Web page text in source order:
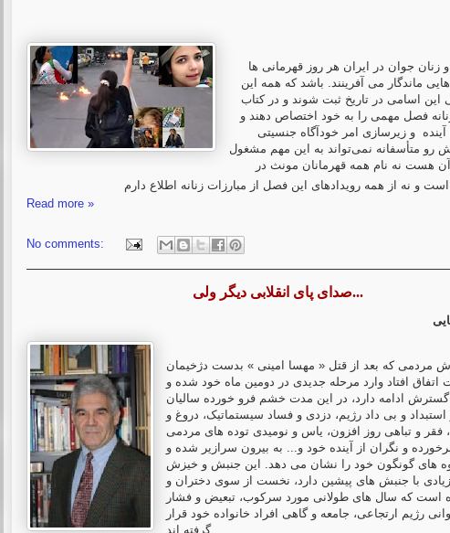
زنان جوان در ایران هر روز قهرمانی ها
ماندگار می آفرینند. باشد که همه این
این اسامی در تاریخ ثبت شوند و در کتاب
فصل مهمی را به خود اختصاص دهند و
و زیرسازی امر خودآگاه جنسیتی
رو متأسفانه نمی‌تواند به این مهم مشغول
هست نه نام همه قهرمانان مونث در
است و نه از همه رویدادهای این فصل از مبارزات زنانه اطلاع دارم
Read more »
No comments:
صدای پای انقلابی دیگر ولی...
مردمی که بعد از قتل « مهسا امینی » بدست دژخیمان
اتفاق افتاد وارد مرحله جدیدی در دومین ماه خود شده و
گسترش ادامه دارد، در این مدت خشم فرو خورده سالیان
و بی داد رژیم، دزدی و فساد سیستماتیک، دروغ و
فقر و تباهی روز افزون، یاس و نومیدی توده های مردمی
و نگران از آینده خود و... به بیرون سرازیر شده و
های گونگون خود را نشان می دهد. این جنبش و خیزش
با جنبش های پیشین دارد، نخست از سوی دختران و
است که سال های طولانی مورد سرکوب، تبعیض و فشار
رژیم ارتجاعی، جامعه و گاهی افراد خانواده خود قرار
گرفته اند.